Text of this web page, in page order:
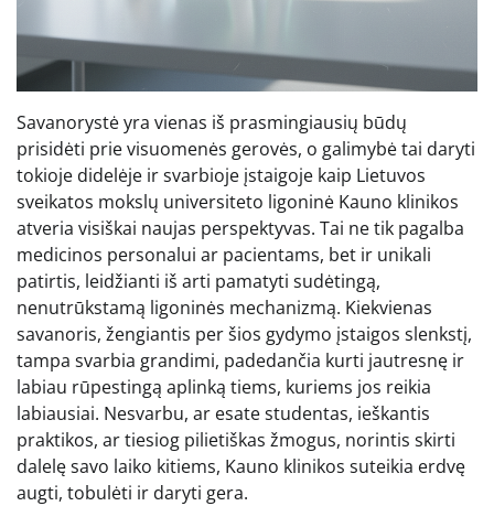
Savanorystė yra vienas iš prasmingiausių būdų
prisidėti prie visuomenės gerovės, o galimybė tai daryti
tokioje didelėje ir svarbioje įstaigoje kaip Lietuvos
sveikatos mokslų universiteto ligoninė Kauno klinikos
atveria visiškai naujas perspektyvas. Tai ne tik pagalba
medicinos personalui ar pacientams, bet ir unikali
patirtis, leidžianti iš arti pamatyti sudėtingą,
nenutrūkstamą ligoninės mechanizmą. Kiekvienas
savanoris, žengiantis per šios gydymo įstaigos slenkstį,
tampa svarbia grandimi, padedančia kurti jautresnę ir
labiau rūpestingą aplinką tiems, kuriems jos reikia
labiausiai. Nesvarbu, ar esate studentas, ieškantis
praktikos, ar tiesiog pilietiškas žmogus, norintis skirti
dalelę savo laiko kitiems, Kauno klinikos suteikia erdvę
augti, tobulėti ir daryti gera.